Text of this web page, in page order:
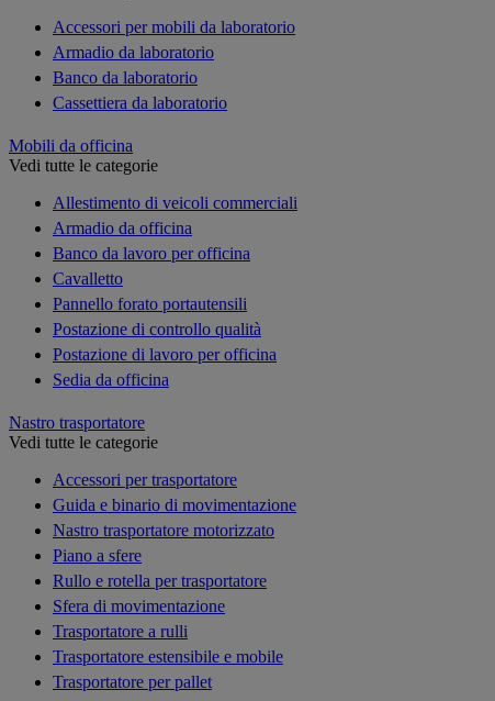
Accessori per mobili da laboratorio
Armadio da laboratorio
Banco da laboratorio
Cassettiera da laboratorio
Mobili da officina
Vedi tutte le categorie
Allestimento di veicoli commerciali
Armadio da officina
Banco da lavoro per officina
Cavalletto
Pannello forato portautensili
Postazione di controllo qualità
Postazione di lavoro per officina
Sedia da officina
Nastro trasportatore
Vedi tutte le categorie
Accessori per trasportatore
Guida e binario di movimentazione
Nastro trasportatore motorizzato
Piano a sfere
Rullo e rotella per trasportatore
Sfera di movimentazione
Trasportatore a rulli
Trasportatore estensibile e mobile
Trasportatore per pallet